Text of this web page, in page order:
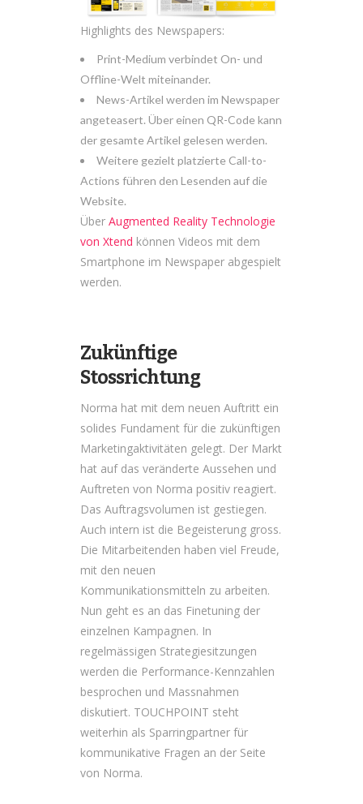
Highlights des Newspapers:
Print-Medium verbindet On- und
Offline-Welt miteinander.
News-Artikel werden im Newspaper
angeteasert. Über einen QR-Code kann
der gesamte Artikel gelesen werden.
Weitere gezielt platzierte Call-to-
Actions führen den Lesenden auf die
Website.
Über Augmented Reality Technologie
von Xtend können Videos mit dem
Smartphone im Newspaper abgespielt
werden.
Zukünftige
Stossrichtung
Norma hat mit dem neuen Auftritt ein
solides Fundament für die zukünftigen
Marketingaktivitäten gelegt. Der Markt
hat auf das veränderte Aussehen und
Auftreten von Norma positiv reagiert.
Das Auftragsvolumen ist gestiegen.
Auch intern ist die Begeisterung gross.
Die Mitarbeitenden haben viel Freude,
mit den neuen
Kommunikationsmitteln zu arbeiten.
Nun geht es an das Finetuning der
einzelnen Kampagnen. In
regelmässigen Strategiesitzungen
werden die Performance-Kennzahlen
besprochen und Massnahmen
diskutiert. TOUCHPOINT steht
weiterhin als Sparringpartner für
kommunikative Fragen an der Seite
von Norma.